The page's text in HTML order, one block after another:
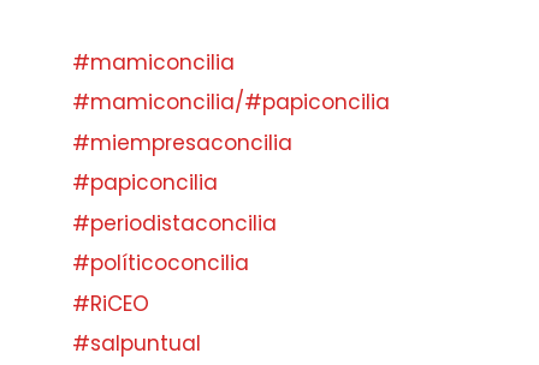
#mamiconcilia
#mamiconcilia/#papiconcilia
#miempresaconcilia
#papiconcilia
#periodistaconcilia
#políticoconcilia
#RiCEO
#salpuntual